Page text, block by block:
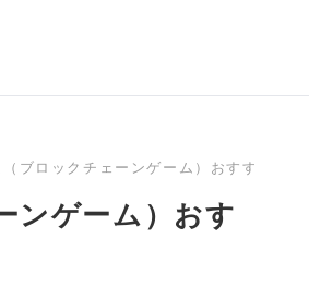
ブロックチェーンゲーム）おすすめラ
ンゲーム）おす